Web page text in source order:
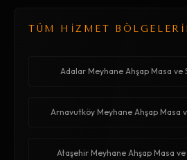
TÜM HİZMET
Adalar Meyhane Ahşap Masa ve
Arnavutköy Meyhane Ahşap Masa
Ataşehir Meyhane Ahşap Masa